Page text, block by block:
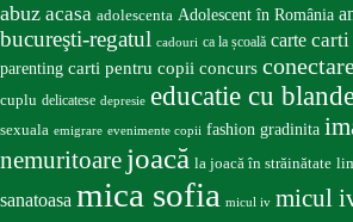
abuz acasa adolescenta Adolescent în România
bucureşti-regatul cadouri ca la școală carte carti
parenting carti pentru copii concurs
cuplu delicatese depresie educatie cu
sexuala emigrare evenimente copii fashion gradinita
nemuritoare joacă la joacă în străinătate
sanatoasa mica sofia micul iv micul